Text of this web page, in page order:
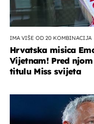
IMA VIŠE OD 20 KOMBINACIJA
Hrvatska misica
Vijetnam! Pred
titulu Miss svijeta